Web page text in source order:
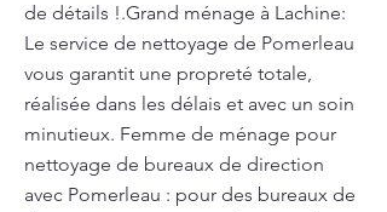
de détails !.Grand ménage à Lachine:
Le service de nettoyage de Pomerleau
vous garantit une propreté totale,
réalisée dans les délais et avec un soin
minutieux. Femme de ménage pour
nettoyage de bureaux de direction
avec Pomerleau : pour des bureaux de